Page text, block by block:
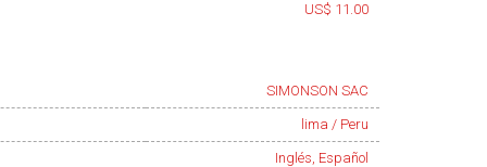
US$ 11.00
SIMONSON SAC
lima / Peru
Inglés, Español